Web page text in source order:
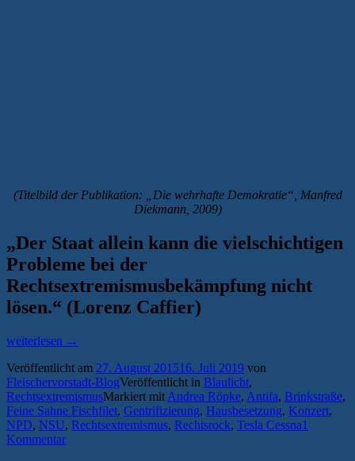
(Titelbild der Publikation: „Die wehrhafte Demokratie“, Manfred
Diekmann, 2009)
„Der Staat allein kann die vielschichtigen
Probleme bei der
Rechtsextremismusbekämpfung nicht
lösen.“ (Lorenz Caffier)
„Verfassungsschutzbericht
Bitte
mehr
Zivilcourage,
aber
weniger
Protest!“
weiterlesen →
Veröffentlicht am 27. August 201516. Juli 2019 von
Fleischervorstadt-BlogVeröffentlicht in Blaulicht,
RechtsextremismusMarkiert mit Andrea Röpke, Antifa, Brinkstraße,
Feine Sahne Fischfilet, Gentrifizierung, Hausbesetzung, Konzert,
NPD, NSU, Rechtsextremismus, Rechtsrock, Tesla Cessna1
Kommentar